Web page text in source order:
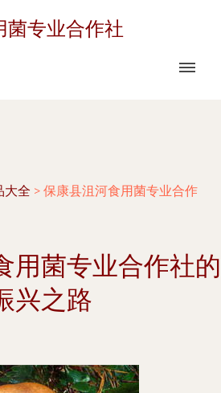
菌专业合作社
大全 > 保康县沮河食用菌专业合作
用菌专业合作社的
兴之路